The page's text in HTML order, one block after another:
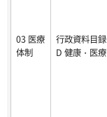
03 医療
体制
行政資料目録
D 健康・医療